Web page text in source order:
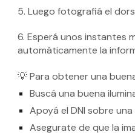
5.Luego fotografiá el
6. Esperá unos instantes
automáticamente la
💡 Para obtener una
Buscá una buena
Apoyá el DNI sobre
Asegurate de que la